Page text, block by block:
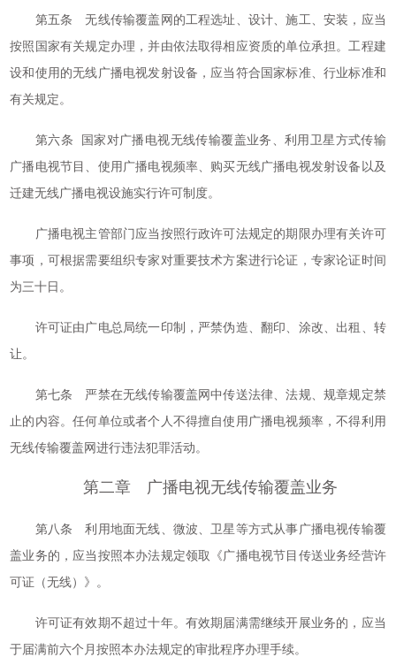
第五条 无线传输覆盖网的工程选址、设计、施工、安装，应当
按照国家有关规定办理，并由依法取得相应资质的单位承担。工程建
设和使用的无线广播电视发射设备，应当符合国家标准、行业标准和
有关规定。
第六条 国家对广播电视无线传输覆盖业务、利用卫星方式传输
广播电视节目、使用广播电视频率、购买无线广播电视发射设备以及
迁建无线广播电视设施实行许可制度。
广播电视主管部门应当按照行政许可法规定的期限办理有关许可
事项，可根据需要组织专家对重要技术方案进行论证，专家论证时间
为三十日。
许可证由广电总局统一印制，严禁伪造、翻印、涂改、出租、转
让。
第七条 严禁在无线传输覆盖网中传送法律、法规、规章规定禁
止的内容。任何单位或者个人不得擅自使用广播电视频率，不得利用
无线传输覆盖网进行违法犯罪活动。
第二章 广播电视无线传输覆盖业务
第八条 利用地面无线、微波、卫星等方式从事广播电视传输覆
盖业务的，应当按照本办法规定领取《广播电视节目传送业务经营许
可证（无线）》。
许可证有效期不超过十年。有效期届满需继续开展业务的，应当
于届满前六个月按照本办法规定的审批程序办理手续。